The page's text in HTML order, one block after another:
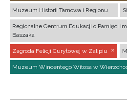
Muzeum Historii Tarnowa i Regionu
Regionalne Centrum Edukacji o Pamięci
Baszaka
Zagroda Felicji Curyłowej w Zalipiu
Muzeum Wincentego Witosa w